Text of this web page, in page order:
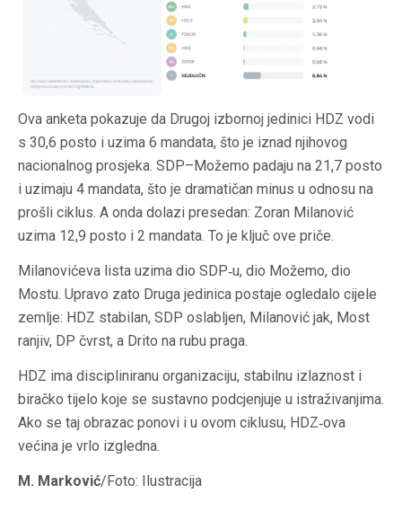
Ova anketa pokazuje da Drugoj izbornoj jedinici HDZ vodi
s 30,6 posto i uzima 6 mandata, što je iznad njihovog
nacionalnog prosjeka. SDP–Možemo padaju na 21,7 posto
i uzimaju 4 mandata, što je dramatičan minus u odnosu na
prošli ciklus. A onda dolazi presedan: Zoran Milanović
uzima 12,9 posto i 2 mandata. To je ključ ove priče.
Milanovićeva lista uzima dio SDP‑u, dio Možemo, dio
Mostu. Upravo zato Druga jedinica postaje ogledalo cijele
zemlje: HDZ stabilan, SDP oslabljen, Milanović jak, Most
ranjiv, DP čvrst, a Drito na rubu praga.
HDZ ima discipliniranu organizaciju, stabilnu izlaznost i
biračko tijelo koje se sustavno podcjenjuje u istraživanjima.
Ako se taj obrazac ponovi i u ovom ciklusu, HDZ‑ova
većina je vrlo izgledna.
M. Marković/Foto: Ilustracija